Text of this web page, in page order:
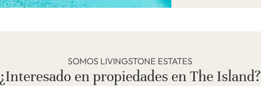
SOMOS LIVINGSTONE ESTATES
¿Interesado en propiedades en The Island?